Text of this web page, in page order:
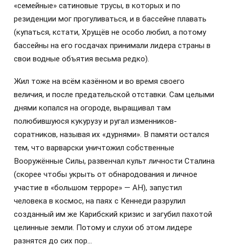
«семейные» сатиновые трусы, в которых и по
резиденции мог прогуливаться, и в бассейне плавать
(купаться, кстати, Хрущёв не особо любил, а потому
бассейны на его госдачах принимали лидера страны в
свои водные объятия весьма редко).
Жил тоже на всём казённом и во время своего
величия, и после предательской отставки. Сам целыми
днями копался на огороде, выращивал там
полюбившуюся кукурузу и ругал изменников-
соратников, называя их «дурнями». В памяти остался
тем, что варварски уничтожил собственные
Вооружённые Силы, развенчал культ личности Сталина
(скорее чтобы укрыть от обнародования и личное
участие в «большом терроре» — АН), запустил
человека в космос, на паях с Кеннеди разрулил
созданный им же Карибский кризис и загубил пахотой
целинные земли. Потому и слухи об этом лидере
разнятся до сих пор…